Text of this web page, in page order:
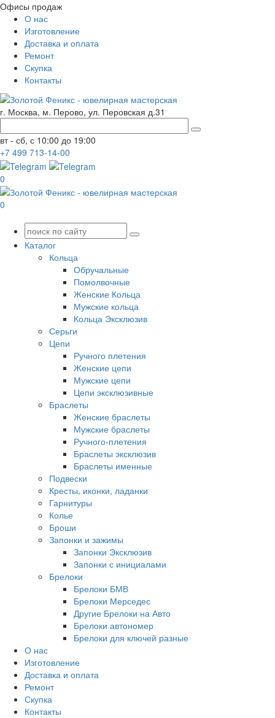
Офисы продаж
О нас
Изготовление
Доставка и оплата
Ремонт
Скупка
Контакты
г. Москва, м. Перово, ул. Перовская д.31
вт - сб, с 10:00 до 19:00
+7 499 713-14-00
0
0
Каталог
Кольца
Обручальные
Помолвочные
Женские Кольца
Мужские кольца
Кольца Эксклюзив
Серьги
Цепи
Ручного плетения
Женские цепи
Мужские цепи
Цепи эксклюзивные
Браслеты
Женские браслеты
Мужские браслеты
Ручного-плетения
Браслеты эксклюзив
Браслеты именные
Подвески
Кресты, иконки, ладанки
Гарнитуры
Колье
Броши
Запонки и зажимы
Запонки Эксклюзив
Запонки с инициалами
Брелоки
Брелоки БМВ
Брелоки Мерседес
Другие Брелоки на Авто
Брелоки автономер
Брелоки для ключей разные
О нас
Изготовление
Доставка и оплата
Ремонт
Скупка
Контакты